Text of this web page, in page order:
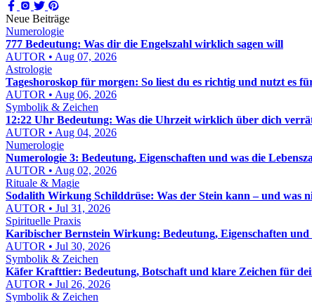
Neue Beiträge
Numerologie
777 Bedeutung: Was dir die Engelszahl wirklich sagen will
AUTOR • Aug 07, 2026
Astrologie
Tageshoroskop für morgen: So liest du es richtig und nutzt es
AUTOR • Aug 06, 2026
Symbolik & Zeichen
12:22 Uhr Bedeutung: Was die Uhrzeit wirklich über dich
AUTOR • Aug 04, 2026
Numerologie
Numerologie 3: Bedeutung, Eigenschaften und was die
AUTOR • Aug 02, 2026
Rituale & Magie
Sodalith Wirkung Schilddrüse: Was der Stein kann – und was
AUTOR • Jul 31, 2026
Spirituelle Praxis
Karibischer Bernstein Wirkung: Bedeutung, Eigenschaften
AUTOR • Jul 30, 2026
Symbolik & Zeichen
Käfer Krafttier: Bedeutung, Botschaft und klare Zeichen für
AUTOR • Jul 26, 2026
Symbolik & Zeichen